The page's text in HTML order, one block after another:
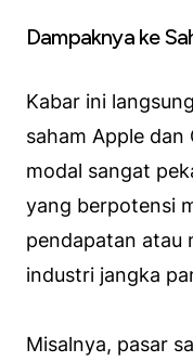
Dampaknya ke
Kabar ini
saham Apple dan
modal sangat
yang berpotensi
pendapatan atau
industri jangka
Misalnya, pasar